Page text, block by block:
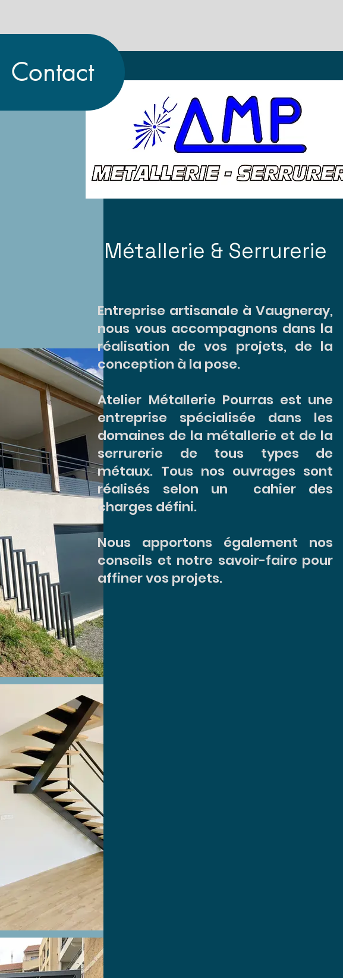
Métallerie & Serrurerie
Entreprise artisanale à Vaugneray,
nous vous accompagnons dans la
réalisation de vos projets, de la
conception à la pose.
Atelier Métallerie Pourras est une
entreprise spécialisée dans les
domaines de la métallerie et de la
serrurerie de tous types de
métaux. Tous nos ouvrages sont
réalisés selon un cahier des
charges défini.
Nous apportons également nos
conseils et notre savoir-faire pour
affiner vos projets.
Contact